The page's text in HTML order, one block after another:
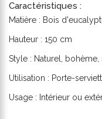
Caractéristiques :
Matière : Bois
Hauteur : 150 cm
Style : Naturel, bohème,
Utilisation : Porte-
Usage : Intérieur ou